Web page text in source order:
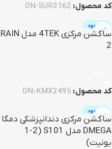
کد محصول: DN-SUR3162
ناموجود
ساکشن مرکزی 4TEK مدل RAIN
2
کد محصول: DN-KMX2495
ناموجود
ساکشن مرکزی دندانپزشکی دمگا
DMEGA مدل S101 (1-2
یونیت)